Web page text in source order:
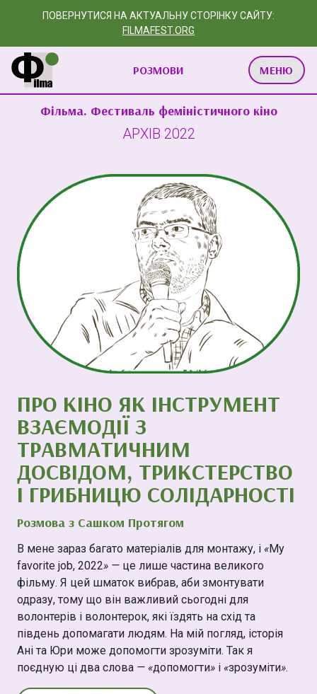
ПОВЕРНУТИСЯ НА АКТУАЛЬНУ СТОРІНКУ САЙТУ:
FILMAFEST.ORG
РОЗМОВИ МЕНЮ
Фільма. Фестиваль феміністичного кіно
АРХІВ 2022
ПРО КІНО ЯК ІНСТРУМЕНТ
ВЗАЄМОДІЇ З
ТРАВМАТИЧНИМ
ДОСВІДОМ, ТРИКСТЕРСТВО
І ГРИБНИЦЮ СОЛІДАРНОСТІ
Розмова з Сашком Протягом
В мене зараз багато матеріалів для монтажу, і «My
favorite job, 2022» — це лише частина великого
фільму. Я цей шматок вибрав, аби змонтувати
одразу, тому що він важливий сьогодні для
волонтерів і волонтерок, які їздять на схід та
південь допомагати людям. На мій погляд, історія
Ані та Юри може допомогти зрозуміти. Так я
поєдную ці два слова — «допомогти» і «зрозуміти».